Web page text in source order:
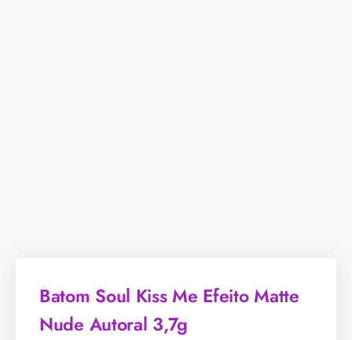
Batom Soul Kiss Me Efeito Matte
Nude Autoral 3,7g